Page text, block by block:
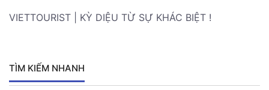
VIETTOURIST | KỲ DIỆU TỪ SỰ KHÁC BIỆT !
TÌM KIẾM NHANH